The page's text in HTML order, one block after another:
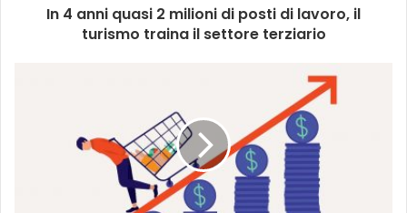
In 4 anni quasi 2 milioni di posti di lavoro, il
turismo traina il settore terziario